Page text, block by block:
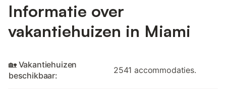
Informatie over
vakantiehuizen in Miami
🏡 Vakantiehuizen
beschikbaar:
2541 accommodaties.